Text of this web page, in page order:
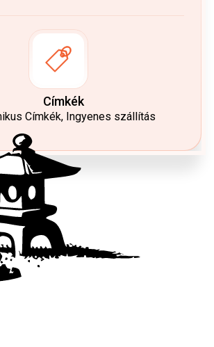
Címkék
Címkék, Ingyenes szállítás